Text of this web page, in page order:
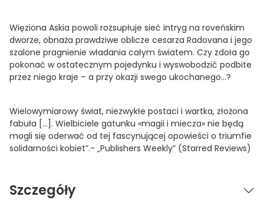
Więziona Askia powoli rozsupłuje sieć intryg na roveńskim
dworze, obnaża prawdziwe oblicze cesarza Radovana i jego
szalone pragnienie władania całym światem. Czy zdoła go
pokonać w ostatecznym pojedynku i wyswobodzić podbite
przez niego kraje – a przy okazji swego ukochanego…?
Wielowymiarowy świat, niezwykłe postaci i wartka, złożona
fabuła […]. Wielbiciele gatunku «magii i miecza» nie będą
mogli się oderwać od tej fascynującej opowieści o triumfie
solidarności kobiet”.- „Publishers Weekly” (Starred Reviews)
Szczegóły